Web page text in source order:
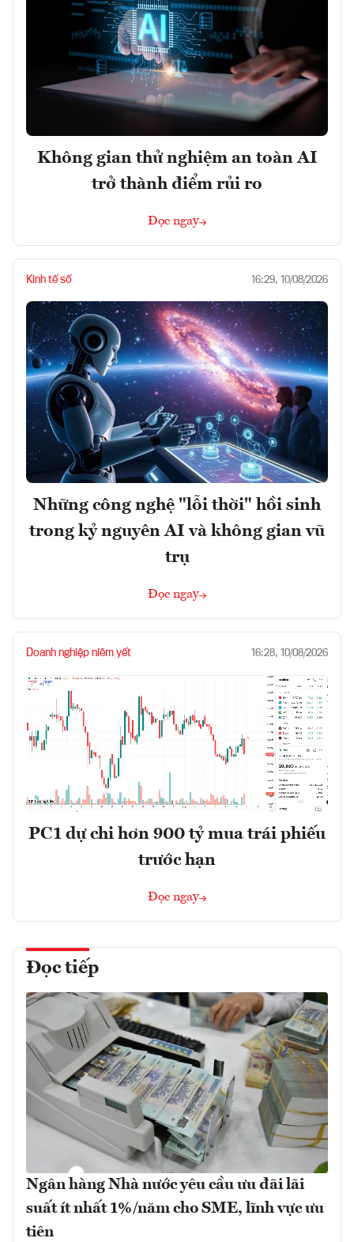
Không gian thử nghiệm an toàn AI
trở thành điểm rủi ro
Đọc ngay
Kinh tế số 16:29, 10/08/2026
Những công nghệ "lỗi thời" hồi sinh
trong kỷ nguyên AI và không gian vũ
trụ
Đọc ngay
Doanh nghiệp niêm yết 16:28, 10/08/2026
PC1 dự chi hơn 900 tỷ mua trái phiếu
trước hạn
Đọc ngay
Đọc tiếp
Ngân hàng Nhà nước yêu cầu ưu đãi lãi
suất ít nhất 1%/năm cho SME, lĩnh vực ưu
tiên